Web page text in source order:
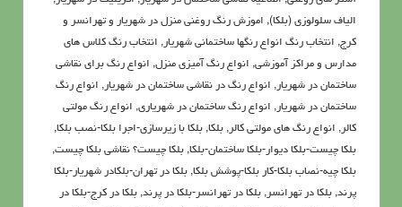
الیاف سلولوزی (بلکا), اموزش رنگ روغنی منزل در شهریار و تهرانسر و
کرج, انتخاب رنگ انواع رنگها ساختمانی شهریار , انتخاب رنگ کلاس های
مدارس و مراکز آموزشی, انواع رنگ آمیزی منزل, انواع رنگ برای نقاشی
ساختمان در شهریار , انواع رنگ در نقاشی ساختمان در شهریار , انواع رنگ
ساختمان در شهریار , انواع رنگ ساختمان در شهریاری, انواع رنگ مولتی
کالر , انواع رنگ های مولتی کالر , بلکا, بلکا با زیرسازی-اجرا بلکا-نصب بلکا,
بلکا چیست-بلکا دیوار-بلکا ساختمان-بلکا, بلکا چیست؟ نقاشی بلکا چیست,
بلکا چیه-نصاب بلکا-کار بلکا-پوشش بلکا, بلکا در تهران-بلکادر شهریار-بلکا
پرند, بلکا در تهرانسر , بلکا در تهرانسر-بلکا در پرند, بلکا در کرج-بلکا در